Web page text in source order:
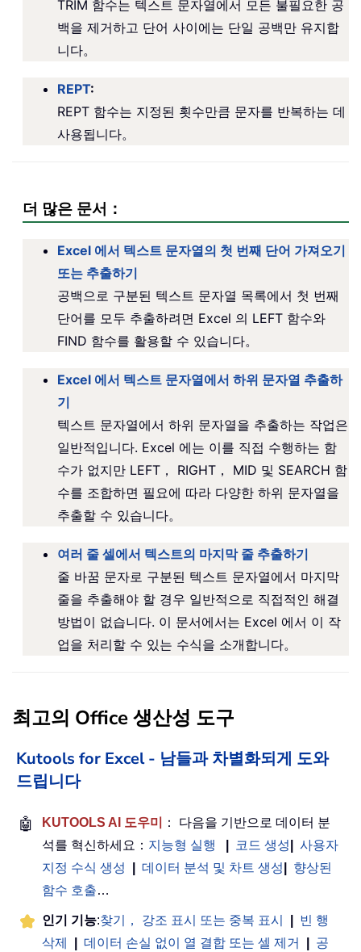
TRIM 함수는 텍스트 문자열에서 모든 불필요한 공
백을 제거하고 단어 사이에는 단일 공백만 유지합
니다。
REPT:
REPT 함수는 지정된 횟수만큼 문자를 반복하는 데
사용됩니다。
더 많은 문서：
Excel 에서 텍스트 문자열의 첫 번째 단어 가져오기
또는 추출하기
공백으로 구분된 텍스트 문자열 목록에서 첫 번째
단어를 모두 추출하려면 Excel 의 LEFT 함수와
FIND 함수를 활용할 수 있습니다。
Excel 에서 텍스트 문자열에서 하위 문자열 추출하
기
텍스트 문자열에서 하위 문자열을 추출하는 작업은
일반적입니다. Excel 에는 이를 직접 수행하는 함
수가 없지만 LEFT， RIGHT， MID 및 SEARCH 함
수를 조합하면 필요에 따라 다양한 하위 문자열을
추출할 수 있습니다。
여러 줄 셀에서 텍스트의 마지막 줄 추출하기
줄 바꿈 문자로 구분된 텍스트 문자열에서 마지막
줄을 추출해야 할 경우 일반적으로 직접적인 해결
방법이 없습니다. 이 문서에서는 Excel 에서 이 작
업을 처리할 수 있는 수식을 소개합니다。
최고의 Office 생산성 도구
Kutools for Excel - 남들과 차별화되게 도와
드립니다
🤖 KUTOOLS AI 도우미
： 다음을 기반으로 데이터 분
석를 혁신하세요： 지능형 실행 코드 생성
사용자
지정 수식 생성
데이터 분석 및 차트 생성
향상된
함수 호출…
인기 기능:찾기， 강조 표시 또는 중복 표시
빈 행
삭제
데이터 손실 없이 열 결합 또는 셀 제거
공